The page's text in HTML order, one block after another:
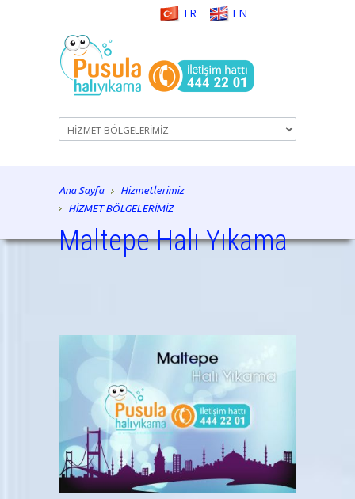
TR EN
Ana Sayfa
Hizmetlerimiz
HİZMET BÖLGELERİMİZ
Maltepe Halı Yıkama